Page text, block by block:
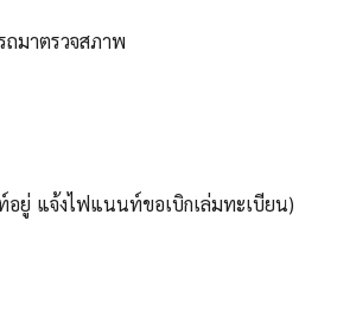
ถมาตรวจสภาพ
อยู่ แจ้งไฟแนนท์ขอเบิกเล่มทะเบียน)